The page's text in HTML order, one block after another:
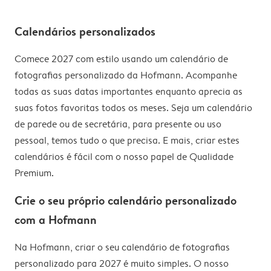
Calendários personalizados
Comece 2027 com estilo usando um calendário de
fotografias personalizado da Hofmann. Acompanhe
todas as suas datas importantes enquanto aprecia as
suas fotos favoritas todos os meses. Seja um calendário
de parede ou de secretária, para presente ou uso
pessoal, temos tudo o que precisa. E mais, criar estes
calendários é fácil com o nosso papel de Qualidade
Premium.
Crie o seu próprio calendário personalizado
com a Hofmann
Na Hofmann, criar o seu calendário de fotografias
personalizado para 2027 é muito simples. O nosso